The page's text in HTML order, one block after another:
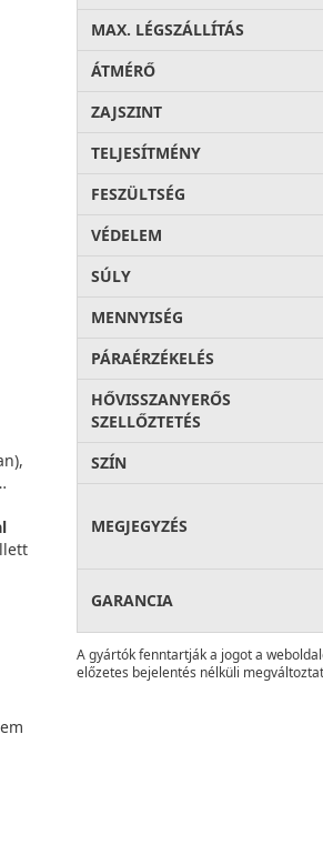
MAX. LÉGSZÁLLÍTÁS
ÁTMÉRŐ
ZAJSZINT
TELJESÍTMÉNY
FESZÜLTSÉG
VÉDELEM
SÚLY
MENNYISÉG
PÁRAÉRZÉKELÉS
HŐVISSZANYERŐS
SZELLŐZTETÉS
SZÍN
MEGJEGYZÉS
GARANCIA
A gyártók fenntartják a jogot a
előzetes bejelentés nélküli